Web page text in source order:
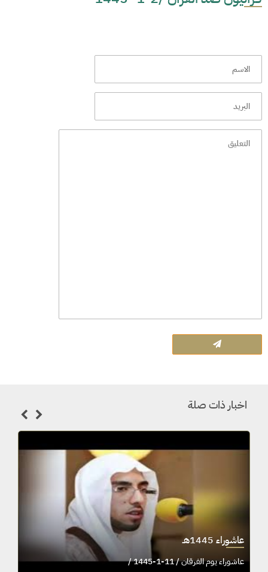
اخبار ذات صلة
عاشوراء 1445هـ
عاشوراء يوم الفرقان / 11-1-1445 /